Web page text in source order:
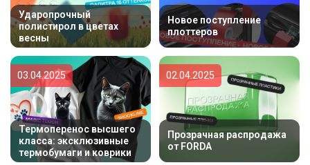
Ударопрочный
полистирол в цветах
весны
Новое поступление
плоттеров
Термоперенос высшего
класса: эксклюзивные
термобумаги и коврики
03.04.2025
Прозрачная распродажа
от FORDA
02.04.2025